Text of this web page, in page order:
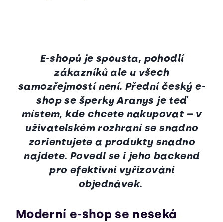
E-shopů je spousta, pohodlí
zákazníků ale u všech
samozřejmostí není. Přední český e-
shop se šperky Aranys je teď
místem, kde chcete nakupovat – v
uživatelském rozhraní se snadno
zorientujete a produkty snadno
najdete. Povedl se i jeho backend
pro efektivní vyřizování
objednávek.
Moderní e-shop se neseká